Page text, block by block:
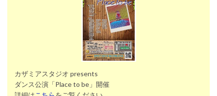
カザミアスタジオ presents
ダンス公演「Place to be」開催